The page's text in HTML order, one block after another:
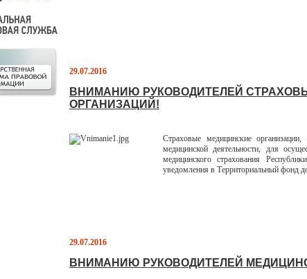
29.07.2016
ВНИМАНИЮ РУКОВОДИТЕЛЕЙ
ОРГАНИЗАЦИЙ!
Страховые медицинские
медицинской деятельности, для
медицинского страхования
уведомления в Территориальный фонд
29.07.2016
ВНИМАНИЮ РУКОВОДИТЕЛЕЙ